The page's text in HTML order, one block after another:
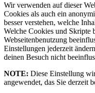
Wir verwenden auf dieser
Cookies als auch ein
besser verstehen, welche
Welche Cookies und Skripte
Webseitenbenutzung
Einstellungen jederzeit
deinen Besuch nicht
NOTE: Diese Einstellung
angewendet, das Sie derzeit